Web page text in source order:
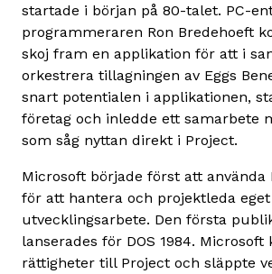
startade i början på 80-talet. PC-
programmeraren Ron Bredehoeft
skoj fram en applikation för att i
orkestrera tillagningen av Eggs
snart potentialen i applikationen,
företag och inledde ett samarbete
som såg nyttan direkt i Project.
Microsoft började först att
för att hantera och projektleda eget
utvecklingsarbete. Den första
lanserades för DOS 1984.
rättigheter till Project och släppte